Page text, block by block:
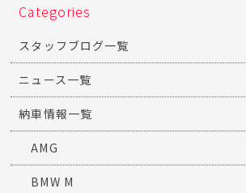
Categories
スタッフブログ一覧
ニュース一覧
納車情報一覧
AMG
BMW M